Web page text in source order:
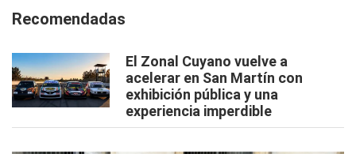
Recomendadas
El Zonal Cuyano vuelve a
acelerar en San Martín con
exhibición pública y una
experiencia imperdible